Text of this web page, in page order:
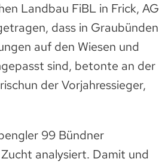
Landbau FiBL in Frick, AG
dass in Graubünden
auf den Wiesen und
sind, betonte an der
der Vorjahressieger,
99 Bündner
analysiert. Damit und